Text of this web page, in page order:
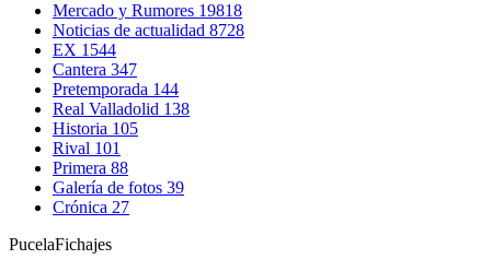
Mercado y Rumores 19818
Noticias de actualidad 8728
EX 1544
Cantera 347
Pretemporada 144
Real Valladolid 138
Historia 105
Rival 101
Primera 88
Galería de fotos 39
Crónica 27
PucelaFichajes